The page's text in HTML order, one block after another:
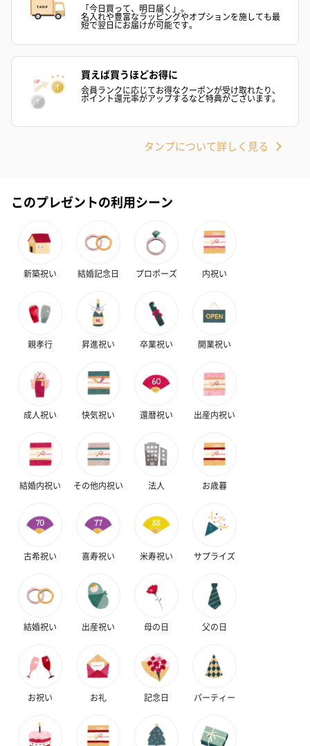
リラックスグッズ
リラックスグッズを同梱してお届けします。
の＋αにおすすめです。
ンク）（1,760円）
ルー）（1,760円）
キャンドル・お香
キャンドル・お香を同梱してお届けいたします。
フラッグカプセル：イ
（END）（880円）
フラッグカプセル：イ
（St.OSMANTHUS）
「今日買って、明日届く」。
名入れや豊富なラッピングやオプションを施しても最
短で翌日にお届けが可能です。
買えば買うほどお得に
会員ランクに応じてお得なクーポンが受け取れたり、
ポイント還元率がアップするなど特典がございます。
タンプについて詳しく見る
このプレゼントの利用シーン
新築祝い 結婚記念日 プロポーズ 内祝い
親孝行 昇進祝い 卒業祝い 開業祝い
成人祝い 快気祝い 還暦祝い 出産内祝い
結婚内祝い その他内祝い 法人 お歳暮
古希祝い 喜寿祝い 米寿祝い サプライズ
結婚祝い 出産祝い 母の日 父の日
お祝い お礼 記念日 パーティー